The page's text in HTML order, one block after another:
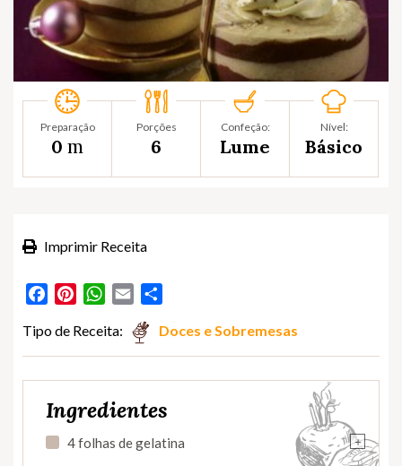
Preparação
0 m
Porções
6
Confeção:
Lume
Nível:
Básico
Imprimir Receita
FacebookPinterestWhatsApp
Email
Tipo de Receita: Doces e Sobremesas
Ingredientes
+
4 folhas de gelatina